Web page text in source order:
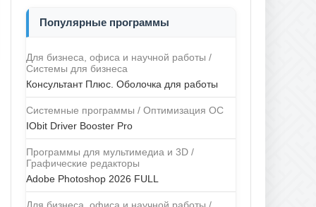
Популярные программы
Для бизнеса, офиса и научной работы /
Системы для бизнеса
Консультант Плюс. Оболочка для работы
Системные программы / Оптимизация ОС
IObit Driver Booster Pro
Программы для мультимедиа и 3D /
Графические редакторы
Adobe Photoshop 2026 FULL